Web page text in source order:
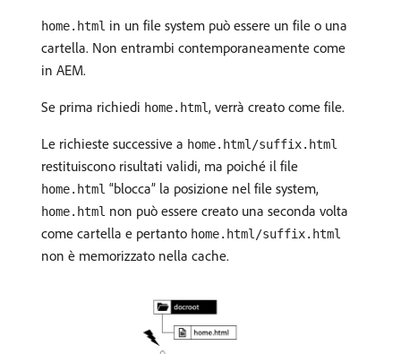
home.html in un file system può essere un file o una
cartella. Non entrambi contemporaneamente come
in AEM.
Se prima richiedi home.html, verrà creato come file.
Le richieste successive a home.html/suffix.html
restituiscono risultati validi, ma poiché il file
home.html “blocca” la posizione nel file system,
home.html non può essere creato una seconda volta
come cartella e pertanto home.html/suffix.html
non è memorizzato nella cache.